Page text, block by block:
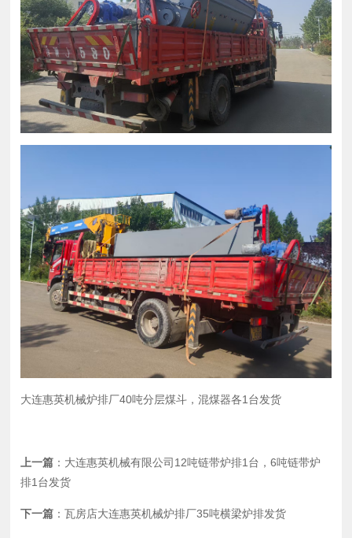
大连惠英机械炉排厂40吨分层煤斗，混煤器各1台发货
上一篇 ： 大连惠英机械有限公司12吨链带炉排1台，6吨链带炉
排1台发货
下一篇 ：瓦房店大连惠英机械炉排厂35吨横梁炉排发货